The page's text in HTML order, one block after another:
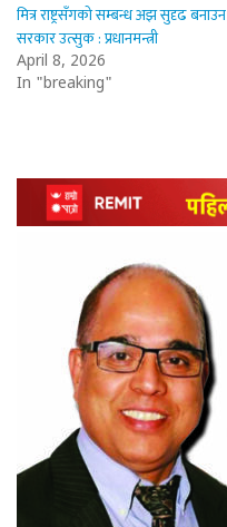
मित्र राष्ट्रसँगको सम्बन्ध अझ सुदृढ बनाउन
सरकार उत्सुक : प्रधानमन्त्री
April 8, 2026
In "breaking"